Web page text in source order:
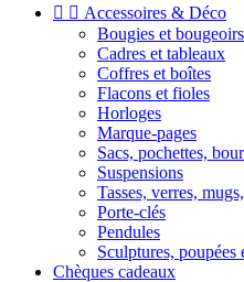
  Accessoires & Déco
Bougies et bougeoirs
Cadres et tableaux
Coffres et boîtes
Flacons et fioles
Horloges
Marque-pages
Sacs, pochettes,
Suspensions
Tasses, verres,
Porte-clés
Pendules
Sculptures, poupées
Chèques cadeaux